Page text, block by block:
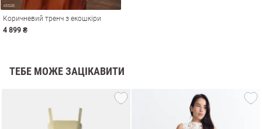
Коричневий тренч з екошкіри
4 899 ₴
ТЕБЕ МОЖЕ ЗАЦІКАВИТИ